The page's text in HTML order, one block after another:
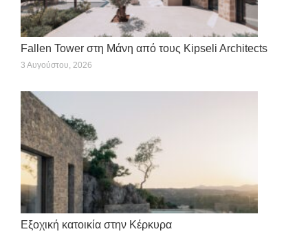
Fallen Tower στη Μάνη από τους Kipseli Architects
3 Αυγούστου, 2026
Εξοχική κατοικία στην Κέρκυρα